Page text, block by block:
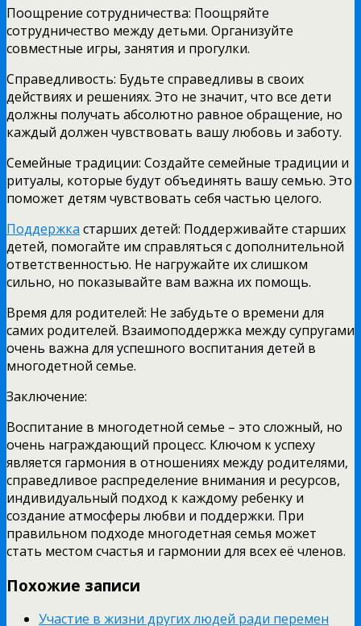
Поощрение сотрудничества: Поощряйте
сотрудничество между детьми. Организуйте
совместные игры, занятия и прогулки.
Справедливость: Будьте справедливы в своих
действиях и решениях. Это не значит, что все дети
должны получать абсолютно равное обращение, но
каждый должен чувствовать вашу любовь и заботу.
Семейные традиции: Создайте семейные традиции и
ритуалы, которые будут объединять вашу семью. Это
поможет детям чувствовать себя частью целого.
Поддержка старших детей: Поддерживайте старших
детей, помогайте им справляться с дополнительной
ответственностью. Не нагружайте их слишком
сильно, но показывайте вам важна их помощь.
Время для родителей: Не забудьте о времени для
самих родителей. Взаимоподдержка между супругами
очень важна для успешного воспитания детей в
многодетной семье.
Заключение:
Воспитание в многодетной семье – это сложный, но
очень награждающий процесс. Ключом к успеху
является гармония в отношениях между родителями,
справедливое распределение внимания и ресурсов,
индивидуальный подход к каждому ребенку и
создание атмосферы любви и поддержки. При
правильном подходе многодетная семья может
стать местом счастья и гармонии для всех её членов.
Похожие записи
Участие в жизни других людей ради перемен